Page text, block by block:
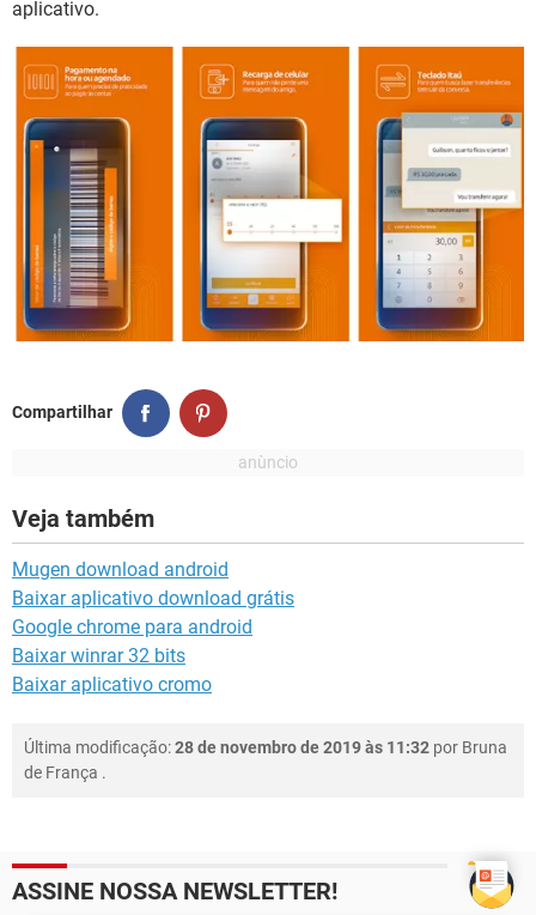
aplicativo.
Compartilhar
Veja também
Mugen download android
Baixar aplicativo download grátis
Google chrome para android
Baixar winrar 32 bits
Baixar aplicativo cromo
Última modificação:28 de novembro de 2019 às 11:32 por Bruna
de França .
ASSINE NOSSA NEWSLETTER!